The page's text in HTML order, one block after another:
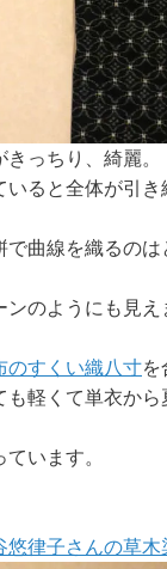
っちり、綺麗。
いると全体が引
で曲線を織るの
のようにも見え
のすくい織八寸を
も軽くて単衣から
います。
悠律子さんの草木